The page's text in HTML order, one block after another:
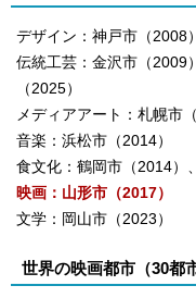
デザイン：神戸市（2008
伝統工芸：金沢市（2009
（2025）
メディアアート：札幌市
音楽：浜松市（2014）
食文化：鶴岡市（2014）
映画：山形市（2017）
文学：岡山市（2023）
世界の映画都市（30都